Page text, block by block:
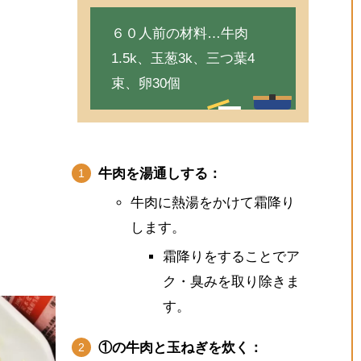
６０人前の材料…牛肉
1.5k、玉葱3k、三つ葉4
束、卵30個
牛肉を湯通しする：
牛肉に熱湯をかけて霜降り
します。
霜降りをすることでア
ク・臭みを取り除きま
す。
①の牛肉と玉ねぎを炊く：